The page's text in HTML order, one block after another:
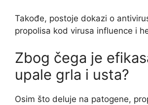
Takođe, postoje dokazi o
propolisa kod virusa influence i
Zbog čega je
upale grla i usta?
Osim što deluje na patogene,